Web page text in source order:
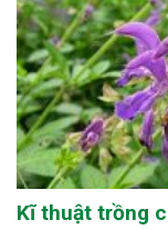
Kĩ thuật trồng